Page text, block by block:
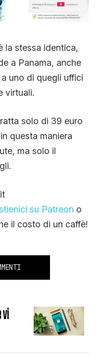
la stessa identica,
a Panama, anche
uno di quegli uffici
virtuali.
solo di 39 euro
questa maniera
ma solo il
su Patreon o
il costo di un caffè!
vi